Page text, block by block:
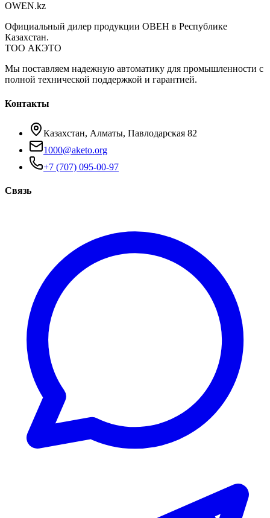
OWEN.kz
Официальный дилер продукции ОВЕН в Республике
Казахстан.
ТОО АКЭТО
Мы поставляем надежную автоматику для промышленности с
полной технической поддержкой и гарантией.
Контакты
Казахстан, Алматы, Павлодарская 82
1000@aketo.org
+7 (707) 095-00-97
Связь